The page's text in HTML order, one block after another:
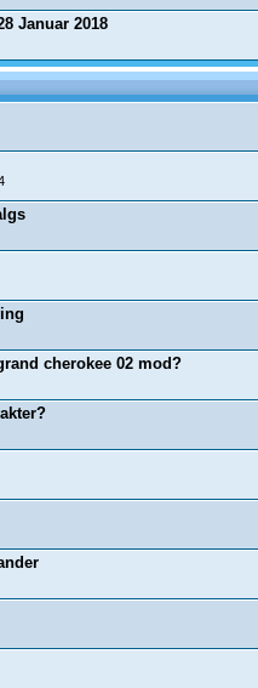
Januar 2018
cherokee 02 mod?